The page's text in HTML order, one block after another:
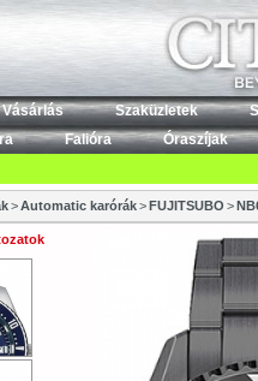
Vásárlás Szaküzletek
Falióra Óraszíjak
>Automatic karórák>FUJITSUBO >